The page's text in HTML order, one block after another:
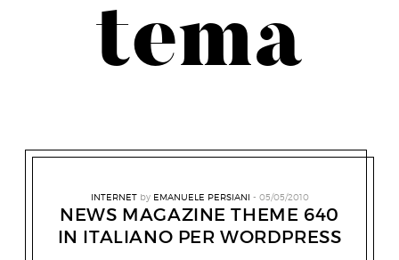
tema
INTERNET by EMANUELE PERSIANI 05/05/2010
NEWS MAGAZINE THEME 640
IN ITALIANO PER WORDPRESS